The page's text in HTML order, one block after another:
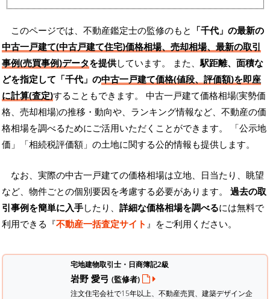
このページでは、不動産鑑定士の監修のもと 「千代」の最新の
中古一戸建て(中古戸建て住宅)価格相場、売却相場、最新の取引
事例(売買事例)データを提供しています。 また、駅距離、面積な
どを指定して「千代」の中古一戸建て価格(値段、評価額)を即座
に計算(査定)することもできます。 中古一戸建て価格相場(実勢価
格、売却相場)の推移・動向や、ランキング情報など、不動産の価
格相場を調べるためにご活用いただくことができます。
「公示地
価」「相続税評価額」の土地に関する公的情報も提供します。
なお、実際の中古一戸建ての価格相場は立地、日当たり、眺望
など、物件ごとの個別要因を考慮する必要があります。 過去の取
引事例を簡単に入手したり、 詳細な価格相場を調べるには無料で
利用できる『不動産一括査定サイト 』をご利用ください。
宅地建物取引士・日商簿記2級
岩野 愛弓 (監修者)
注文住宅会社で15年以上、不動産売買、建築デザイン企